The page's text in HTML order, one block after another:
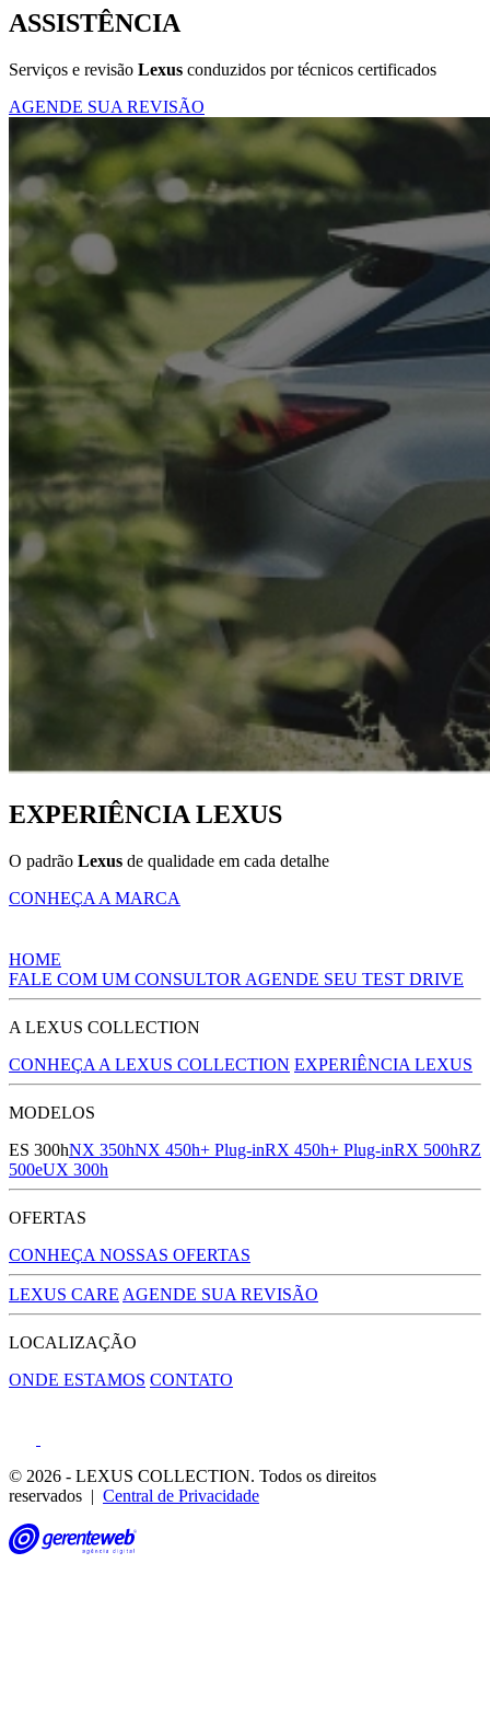
ASSISTÊNCIA
Serviços e revisão Lexus conduzidos por técnicos certificados
AGENDE SUA REVISÃO
EXPERIÊNCIA LEXUS
O padrão Lexus de qualidade em cada detalhe
CONHEÇA A MARCA
HOME
FALE COM UM CONSULTOR AGENDE SEU TEST DRIVE
A LEXUS COLLECTION
CONHEÇA A LEXUS COLLECTION EXPERIÊNCIA LEXUS
MODELOS
ES 300hNX 350hNX 450h+ Plug-inRX 450h+ Plug-inRX 500hRZ
500eUX 300h
OFERTAS
CONHEÇA NOSSAS OFERTAS
LEXUS CARE AGENDE SUA REVISÃO
LOCALIZAÇÃO
ONDE ESTAMOS CONTATO
© 2026 - LEXUS COLLECTION. Todos os direitos
reservados | Central de Privacidade